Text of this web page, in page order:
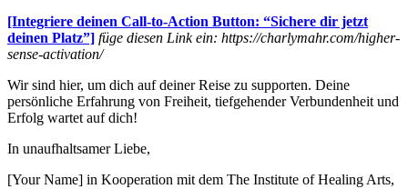
[Integriere deinen Call-to-Action Button: “Sichere dir jetzt
deinen Platz”] füge diesen Link ein: https://charlymahr.com/higher-
sense-activation/
Wir sind hier, um dich auf deiner Reise zu supporten. Deine
persönliche Erfahrung von Freiheit, tiefgehender Verbundenheit und
Erfolg wartet auf dich!
In unaufhaltsamer Liebe,
[Your Name] in Kooperation mit dem The Institute of Healing Arts,